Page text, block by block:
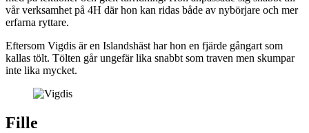
vår verksamhet på 4H där hon kan ridas både av nybörjare och mer
erfarna ryttare.
Eftersom Vigdis är en Islandshäst har hon en fjärde gångart som
kallas tölt. Tölten går ungefär lika snabbt som traven men skumpar
inte lika mycket.
Fille